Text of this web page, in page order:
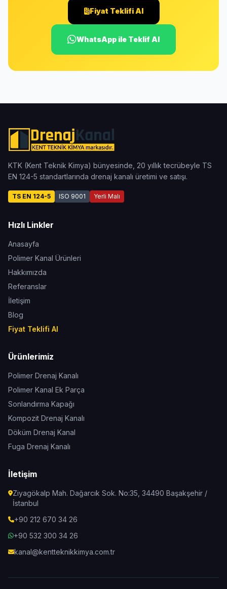
Fiyat Teklifi Al
WhatsApp ile Teklif Al
KTK (Kent Teknik Kimya) bünyesinde, 20 yıllık tecrübeyle TS
EN 124-5 standartlarında drenaj kanalı üretimi ve satışı.
TS EN 124-5 ISO 9001 Yerli Malı
Hızlı Linkler
Anasayfa
Polimer Kanal Ürünleri
Hakkımızda
Referanslar
İletişim
Blog
Fiyat Teklifi Al
Ürünlerimiz
Polimer Drenaj Kanalı
Polimer Kanal Ek Parça
Sonlandırma Kapağı
Kompozit Drenaj Kanalı
Döküm Drenaj Kanal
Fuga Drenaj Kanalı
İletişim
Ziyagökalp Mah. Dağarcık Sok. No:35, 34490 Başakşehir /
İstanbul
+90 212 670 34 26
+90 532 300 34 26
kanal@kentteknikkimya.com.tr